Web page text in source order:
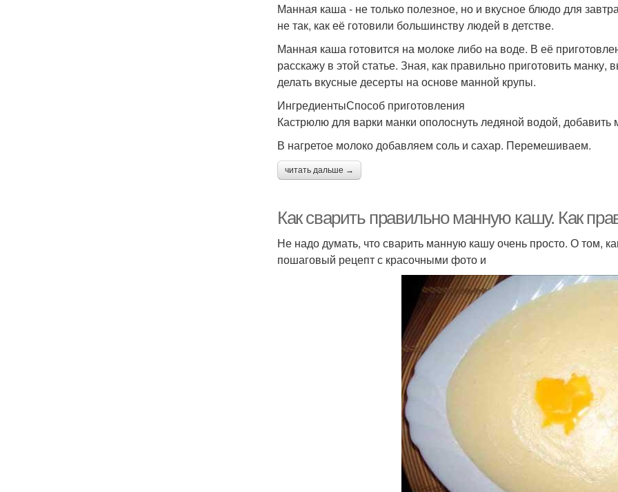
Манная каша - не только полезное, но и вкусное блюдо для
не так, как её готовили большинству людей в детстве.
Манная каша готовится на молоке либо на воде. В её
расскажу в этой статье. Зная, как правильно приготовить
делать вкусные десерты на основе манной крупы.
ИнгредиентыСпособ приготовления
Кастрюлю для варки манки ополоснуть ледяной водой, добавить
В нагретое молоко добавляем соль и сахар. Перемешиваем.
читать дальше →
Как сварить правильно манную кашу. Как
Не надо думать, что сварить манную кашу очень просто. О том,
пошаговый рецепт с красочными фото и